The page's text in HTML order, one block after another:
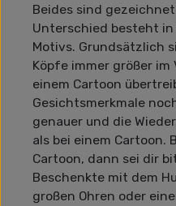
Beides sind
Unterschied besteht
Motivs. Grundsätzlich
Köpfe immer größer im
einem Cartoon
Gesichtsmerkmale
genauer und die
als bei einem Cartoon.
Cartoon, dann sei dir
Beschenkte mit dem
großen Ohren oder